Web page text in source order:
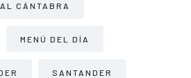
CÁNTABRA
MENÚ DEL DÍA
SANTANDER